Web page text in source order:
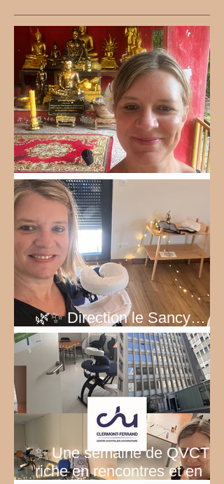
Bel été 2026!
🌿✨ Direction le Sancy… au
vert ! ✨🌿
✨ Une semaine de QVCT
riche en rencontres et en